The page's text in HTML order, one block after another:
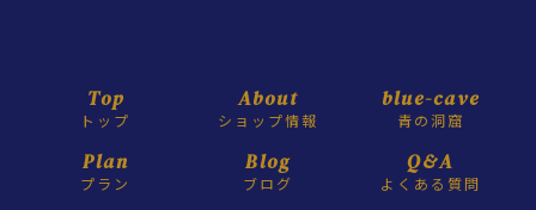
Top
トップ
About
ショップ情報
blue-cave
青の洞窟
Plan
プラン
Blog
ブログ
Q&A
よくある質問